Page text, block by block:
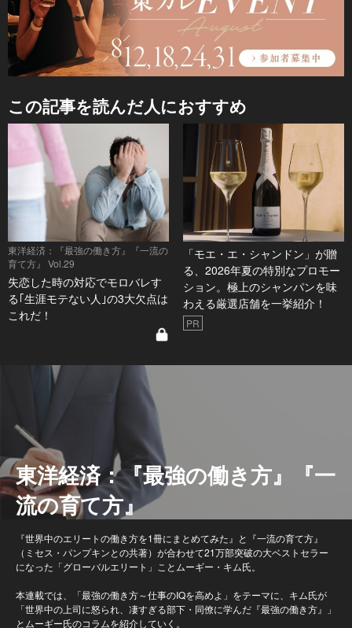
この記事を読んだ人におすすめ
東洋経済：『最強の働き方』『一流の
育て方』 Vol.29
失恋した時の対応でモロバレす
る｢生涯モテない人｣の3大欠点は
これだ！
「モエ・エ・シャンドン」が贈
る、2026年夏の特別なプロモー
ション。極上のシャンパンを味
わえる厳選店舗を一挙紹介！
PR
東洋経済：『最強の働き方』『一
流の育て方』
『世界中のエリートの働き方を1冊にまとめてみた』と『一流の育て方』
（ミセス・パンプキンとの共著）が合わせて21万部突破の大ベストセラー
になった「グローバルエリート」ことムーギー・キム氏。
本連載では、「最強の働き方～仕事のIQを高めよ」をテーマに、キム氏が
「世界中の上司に怒られ、凄すぎる部下・同僚に学んだ『最強の働き方』」
とムーギー氏のコラムを紹介していく。